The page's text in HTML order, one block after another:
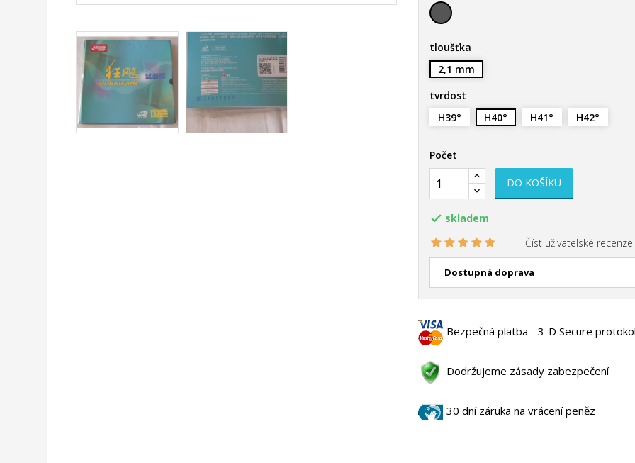
černá
tloušťka
2,1 mm
tvrdost
H39°
H40° H41° H42°
Počet
DO KOŠÍKU
 skladem
Číst uživatelské recenze
Dostupná doprava
Bezpečná platba - 3-D Secure protokol
Dodržujeme zásady zabezpečení
30 dní záruka na vrácení peněz